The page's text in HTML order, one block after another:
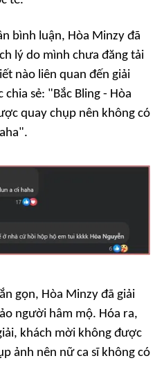
bình luận, Hòa Minzy đã
lý do mình chưa đăng tải
nào liên quan đến giải
chia sẻ: "Bắc Bling - Hòa
quay chụp nên không có
gọn, Hòa Minzy đã giải
người hâm mộ. Hóa ra,
khách mời không được
ảnh nên nữ ca sĩ không có